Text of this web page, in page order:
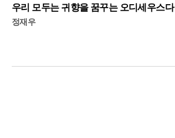
우리 모두는 귀향을 꿈꾸는 오디세우스다
정재우